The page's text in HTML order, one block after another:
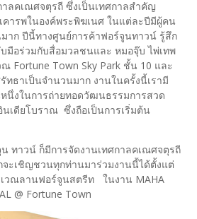
ลคเณศจตุรถี ซึ่งเป็นเทศกาลสำคัญ
ารพในองค์พระพิฆเนศ ในแต่ละปีมีผู้คน
าก ปีนี้ทางศูนย์การค้าฟอร์จูนทาวน์ รู้สึก
บมือร่วมกับสื่อมวลชนและ หมอจุ๊บ ไพ่เทพ
Fortune Town Sky Park ชั้น 10 และ
ทธาเป็นจำนวนมาก งานในครั้งนี้เรามี
นึ่งในการถ่ายทอดวัฒนธรรมการสวด
เดียโบราณ ซึ่งถือเป็นการเริ่มต้น
ทาวน์ ก็มีการจัดงานเทศกาลคเณศจตุรถี
จะเชิญชวนทุกท่านมาร่วมงานนี้ได้ตั้งแต่
เวณลานฟอร์จูนสตรีท ในงาน MAHA
@ Fortune Town